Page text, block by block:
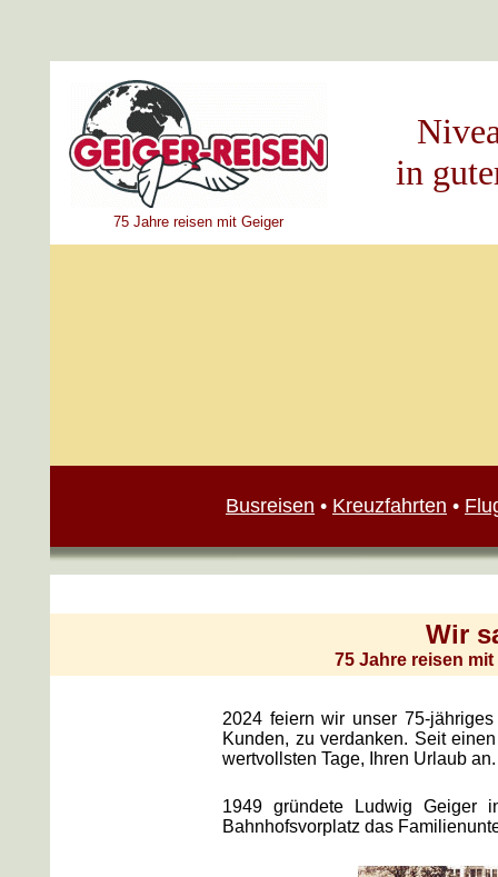
75Jahre reisen mit Geiger
in
Busreisen • Kreuzfahrten •
Wir
75 Jahre reisen
2024 feiern wir unser 75-
Kunden, zu verdanken. Seit
wertvollsten Tage, Ihren Urlaub an.
1949 gründete Ludwig Geiger
Bahnhofsvorplatz das